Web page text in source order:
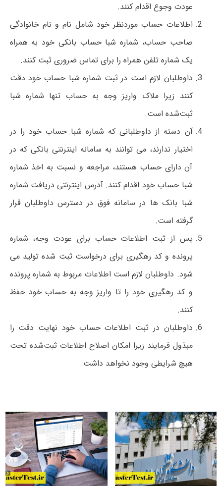
عودت وجوع اقدام کنند.
اطلاعات حساب موردنظر خود شامل نام و نام خانوادگی
صاحب حساب، شماره شبا حساب بانکی خود به همراه
یک شماره تلفن همراه را برای تماس ضروری ثبت کنند.
داوطلبان لازم است در ثبت شماره شبا حساب خود دقت
کنند زیرا ملاک واریز وجه به حساب تنها شماره شبا
ثبت‌شده است.
آن دسته از داوطلبانی که شماره شبا حساب خود را در
اختیار ندارند، می توانند به سامانه اینترنتی بانکی که در
آن دارای حساب هستند، مراجعه و نسبت به اخذ شماره
شبا حساب خود اقدام کنند. آدرس اینترنتی دریافت شماره
شبا بانک ها در سامانه فوق در دسترس داوطلبان قرار
گرفته است.
پس از ثبت اطلاعات حساب برای عودت وجه، شماره
پرونده و کد رهگیری برای درخواست ثبت شده تولید می
شود. داوطلبان لازم است اطلاعات مربوط به شماره پرونده
و کد رهگیری خود را تا واریز وجه به حساب خود حفظ
کنند.
داوطلبان در ثبت اطلاعات حساب خود نهایت دقت را
مبذول فرمایند زیرا امکان اصلاح اطلاعات ثبت‌شده تحت
هیچ شرایطی وجود نخواهد داشت.